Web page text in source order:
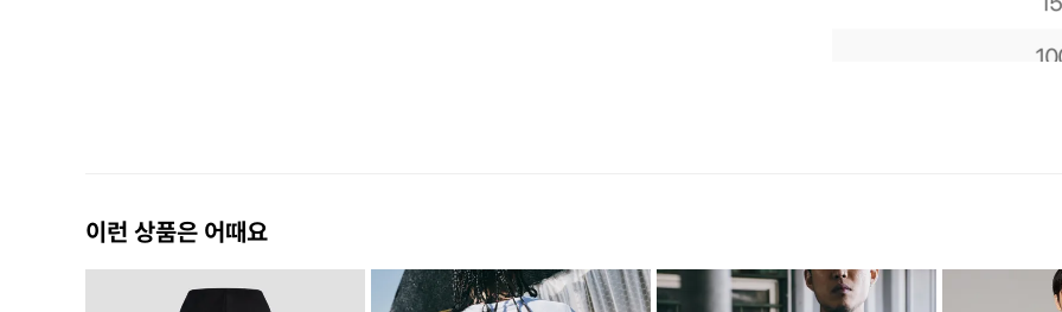
이런 상품은 어때요